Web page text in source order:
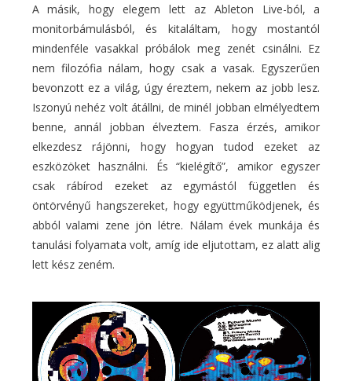
A másik, hogy elegem lett az Ableton Live-ból, a
monitorbámulásból, és kitaláltam, hogy mostantól
mindenféle vasakkal próbálok meg zenét csinálni. Ez
nem filozófia nálam, hogy csak a vasak. Egyszerűen
bevonzott ez a világ, úgy éreztem, nekem az jobb lesz.
Iszonyú nehéz volt átállni, de minél jobban elmélyedtem
benne, annál jobban élveztem. Fasza érzés, amikor
elkezdesz rájönni, hogy hogyan tudod ezeket az
eszközöket használni. És “kielégítő”, amikor egyszer
csak rábírod ezeket az egymástól független és
öntörvényű hangszereket, hogy együttműködjenek, és
abból valami zene jön létre. Nálam évek munkája és
tanulási folyamata volt, amíg ide eljutottam, ez alatt alig
lett kész zeném.